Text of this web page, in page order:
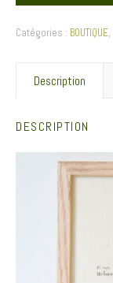
Catégories : BOUTIQUE,
Description
DESCRIPTION